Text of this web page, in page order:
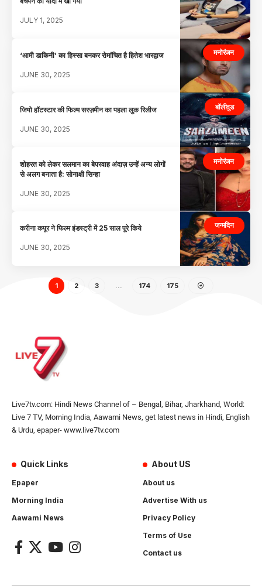
JULY 1, 2025
मनोरंजन
‘आमी डाकिनी’ का हिस्सा बनकर रोमांचित है हितेश भारद्वाज
JUNE 30, 2025
बॉलीवुड
जियो हॉटस्टार की फिल्म सरज़मीन का पहला लुक रिलीज
JUNE 30, 2025
मनोरंजन
शोहरत को लेकर सलमान का बेपरवाह अंदाज़ उन्हें अन्य लोगों
से अलग बनाता है: सोनाक्षी सिन्हा
JUNE 30, 2025
जन्मदिन
करीना कपूर ने फिल्म इंडस्ट्री में 25 साल पूरे किये
JUNE 30, 2025
1 2 3 … 174 175
Live7tv.com: Hindi News Channel of – Bengal, Bihar, Jharkhand, World:
Live 7 TV, Morning India, Aawami News, get latest news in Hindi, English
& Urdu, epaper- www.live7tv.com
Quick Links
Epaper
Morning India
Aawami News
About US
About us
Advertise With us
Privacy Policy
Terms of Use
Contact us